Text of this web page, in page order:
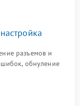
разъемов и
обнуление
переноса,
аппарата.